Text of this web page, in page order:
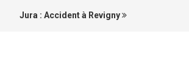
Jura : Accident à Revigny